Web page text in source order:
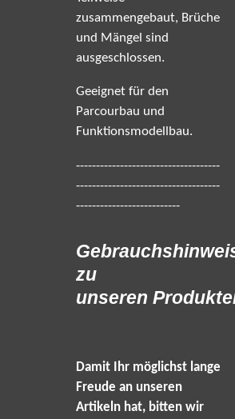
zusammengebaut, Brüche
und Mängel sind
ausgeschlossen.
Geeignet für den
Parcourbau und
Funktionsmodellbau.
------------------------------------
------------------------------------
--------------------------
zu
unseren
Damit Ihr möglichst lange
Freude an unseren
Artikeln hat, bitten wir